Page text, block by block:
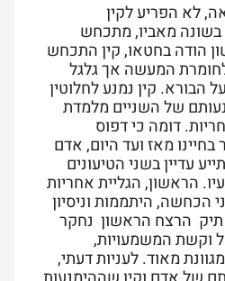
לא הפריע לקין
בשונה מאביו, מתכחש
הודה בחטאו, קין התכחש
המעשה אך גלגל
הבורא. קין נמנע לחלוטין
של השניים מלמדת
דומה כי דפוס
מאז ועד היום, אדם
עדיין בשני הטיעונים
הראשון, הגליית אחריות
היתממות וניסיון
הרצח הראשון נחקר
וקשת המשמעויות,
מאוד. לעניות דעתי,